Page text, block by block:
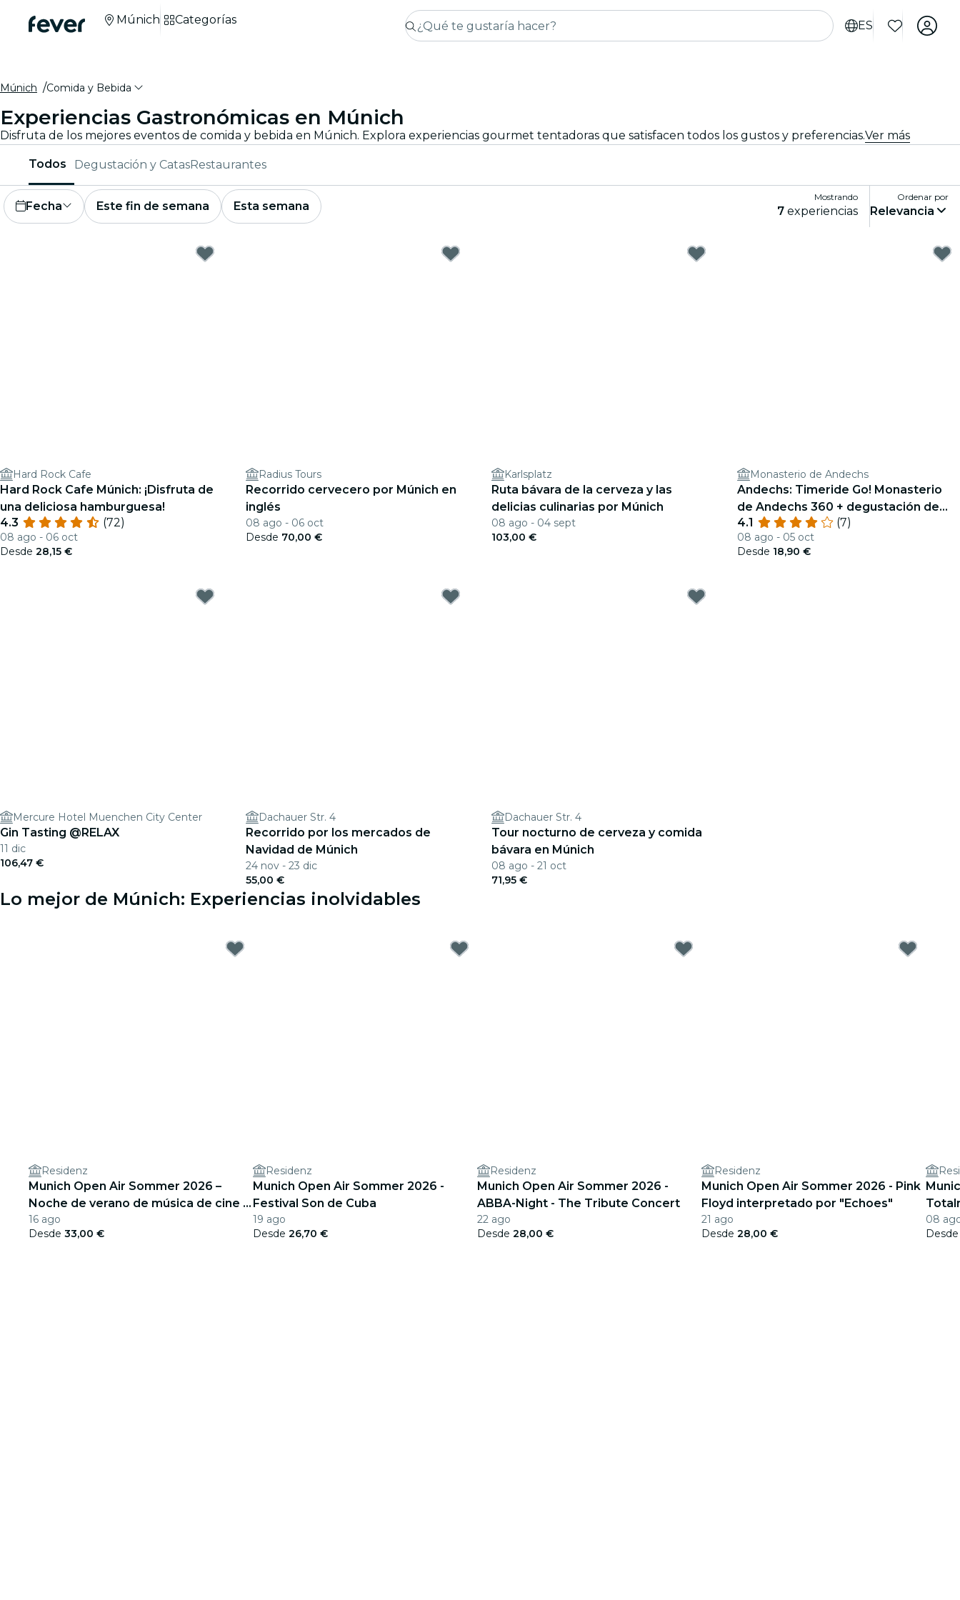
ES
Múnich Categorías
Múnich Comida y Bebida
Experiencias Gastronómicas en Múnich
Disfruta de los mejores eventos de comida y bebida en Múnich. Explora experiencias gourmet tentadoras que satisfacen todos los gustos y preferencias.Ver más
Todos Degustación y CatasRestaurantes
Fecha Este fin de semana Esta semana
Mostrando
7 experiencias
Ordenar por
Relevancia
Hard Rock Cafe
Hard Rock Cafe Múnich: ¡Disfruta de
una deliciosa hamburguesa!
4.3
(72)
08 ago - 06 oct
Desde 28,15 €
Radius Tours
Recorrido cervecero por Múnich en
inglés
08 ago - 06 oct
Desde 70,00 €
Karlsplatz
Ruta bávara de la cerveza y las
delicias culinarias por Múnich
08 ago - 04 sept
103,00 €
Monasterio de Andechs
Andechs: Timeride Go! Monasterio
de Andechs 360 + degustación de
cerveza
4.1 (7)
08 ago - 05 oct
Desde 18,90 €
Mercure Hotel Muenchen City Center
Gin Tasting @RELAX
11 dic
106,47 €
Dachauer Str. 4
Recorrido por los mercados de
Navidad de Múnich
24 nov - 23 dic
55,00 €
Dachauer Str. 4
Tour nocturno de cerveza y comida
bávara en Múnich
08 ago - 21 oct
71,95 €
Lo mejor de Múnich: Experiencias inolvidables
Residenz
Munich Open Air Sommer 2026 –
Noche de verano de música de cine –
Best of Hans Zimmer, John Williams y
más
16 ago
Desde 33,00 €
Residenz
Munich Open Air Sommer 2026 -
Festival Son de Cuba
19 ago
Desde 26,70 €
Residenz
Munich Open Air Sommer 2026 -
ABBA-Night - The Tribute Concert
22 ago
Desde 28,00 €
Residenz
Munich Open Air Sommer 2026 - Pink
Floyd interpretado por "Echoes"
21 ago
Desde 28,00 €
de
08